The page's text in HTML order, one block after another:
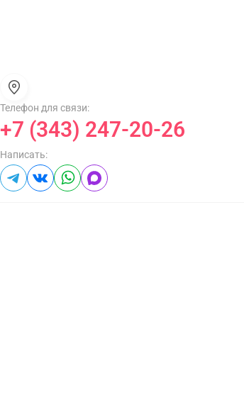
Телефон для связи:
+7 (343) 247-20-26
Написать: